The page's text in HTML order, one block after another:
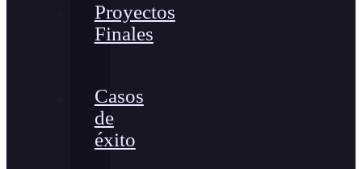
Proyectos
Finales
Casos
de
éxito